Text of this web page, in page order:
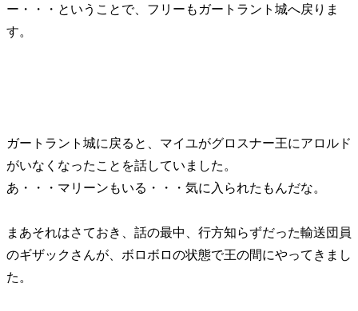
ー・・・ということで、フリーもガートラント城へ戻りま
す。
ガートラント城に戻ると、マイユがグロスナー王にアロルド
がいなくなったことを話していました。
あ・・・マリーンもいる・・・気に入られたもんだな。
まあそれはさておき、話の最中、行方知らずだった輸送団員
のギザックさんが、ボロボロの状態で王の間にやってきまし
た。